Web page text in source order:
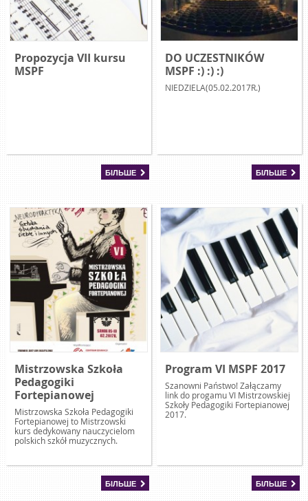
Propozycja VII kursu
MSPF
БІЛЬШЕ
DO UCZESTNIKÓW
MSPF :) :) :)
NIEDZIELA(05.02.2017R.)
БІЛЬШЕ
Mistrzowska Szkoła
Pedagogiki
Fortepianowej
Mistrzowska Szkoła Pedagogiki
Fortepianowej to Mistrzowski
kurs dedykowany nauczycielom
polskich szkół muzycznych.
БІЛЬШЕ
Program VI MSPF 2017
Szanowni Państwo! Załączamy
link do progamu VI Mistrzowskiej
Szkoły Pedagogiki Fortepianowej
2017.
БІЛЬШЕ